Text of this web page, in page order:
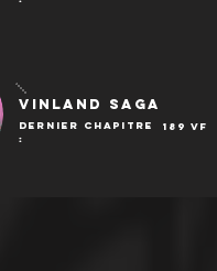
Vinland Saga
dernier chapitre
:
189 VF